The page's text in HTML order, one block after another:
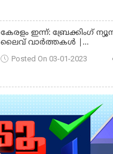
കേരളം ഇന്ന്: ബ്രേക്കിംഗ്
ലൈവ് വാർത്തകൾ |
Posted On 03-01-2023